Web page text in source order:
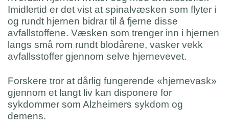
Imidlertid er det vist at spinalvæsken som flyter i
og rundt hjernen bidrar til å fjerne disse
avfallstoffene. Væsken som trenger inn i hjernen
langs små rom rundt blodårene, vasker vekk
avfallsstoffer gjennom selve hjernevevet.
Forskere tror at dårlig fungerende «hjernevask»
gjennom et langt liv kan disponere for
sykdommer som Alzheimers sykdom og
demens.